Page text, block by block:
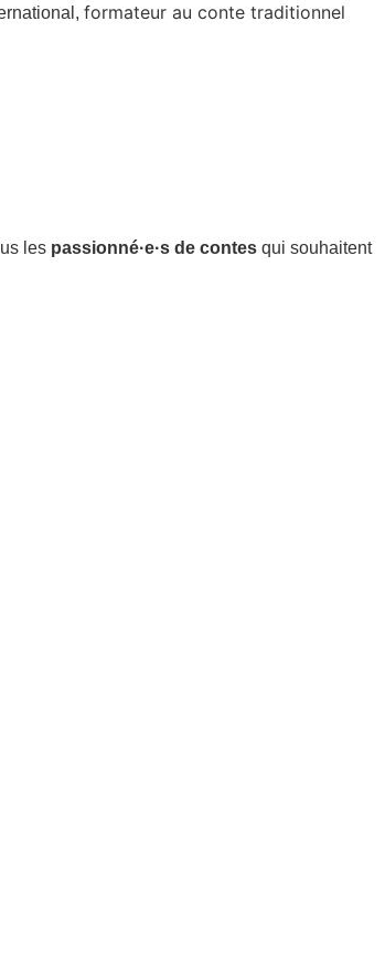
formateur au conte traditionnel
les passionné·e·s de contes qui souhaitent